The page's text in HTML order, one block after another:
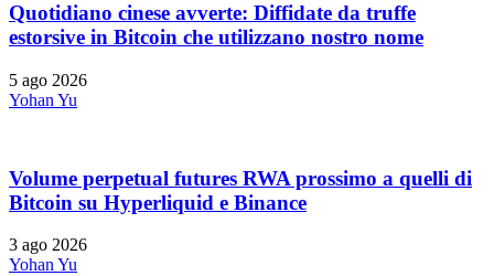
Quotidiano cinese avverte: Diffidate da truffe
estorsive in Bitcoin che utilizzano nostro nome
5 ago 2026
Yohan Yu
Volume perpetual futures RWA prossimo a quelli di
Bitcoin su Hyperliquid e Binance
3 ago 2026
Yohan Yu